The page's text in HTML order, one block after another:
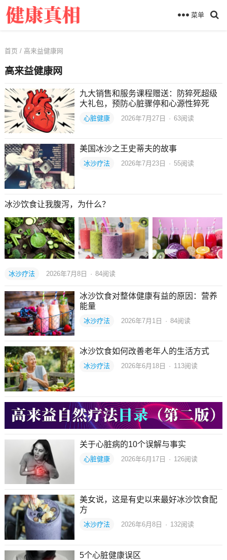
菜单
首页 / 高来益健康网
高来益健康网
九大销售和服务课程赠送：防猝死超级
大礼包，预防心脏骤停和心源性猝死
心脏健康 2026年7月27日 · 63阅读
美国冰沙之王史蒂夫的故事
冰沙疗法 2026年7月23日 · 55阅读
冰沙饮食让我腹泻，为什么？
冰沙疗法 2026年7月8日 · 84阅读
冰沙饮食对整体健康有益的原因：营养
能量
冰沙疗法 2026年7月1日 · 84阅读
冰沙饮食如何改善老年人的生活方式
冰沙疗法 2026年6月18日 · 113阅读
关于心脏病的10个误解与事实
心脏健康 2026年6月17日 · 126阅读
美女说，这是有史以来最好冰沙饮食配
方
冰沙疗法 2026年6月8日 · 132阅读
5个心脏健康误区